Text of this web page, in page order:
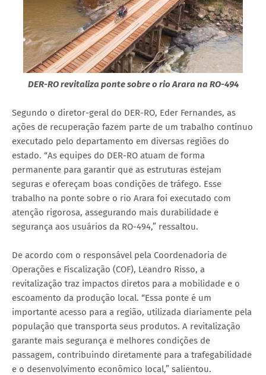
DER-RO revitaliza ponte sobre o rio Arara na RO-494
Segundo o diretor-geral do DER-RO, Eder Fernandes, as
ações de recuperação fazem parte de um trabalho contínuo
executado pelo departamento em diversas regiões do
estado. “As equipes do DER-RO atuam de forma
permanente para garantir que as estruturas estejam
seguras e ofereçam boas condições de tráfego. Esse
trabalho na ponte sobre o rio Arara foi executado com
atenção rigorosa, assegurando mais durabilidade e
segurança aos usuários da RO-494,” ressaltou.
De acordo com o responsável pela Coordenadoria de
Operações e Fiscalização (COF), Leandro Risso, a
revitalização traz impactos diretos para a mobilidade e o
escoamento da produção local. “Essa ponte é um
importante acesso para a região, utilizada diariamente pela
população que transporta seus produtos. A revitalização
garante mais segurança e melhores condições de
passagem, contribuindo diretamente para a trafegabilidade
e o desenvolvimento econômico local,” salientou.